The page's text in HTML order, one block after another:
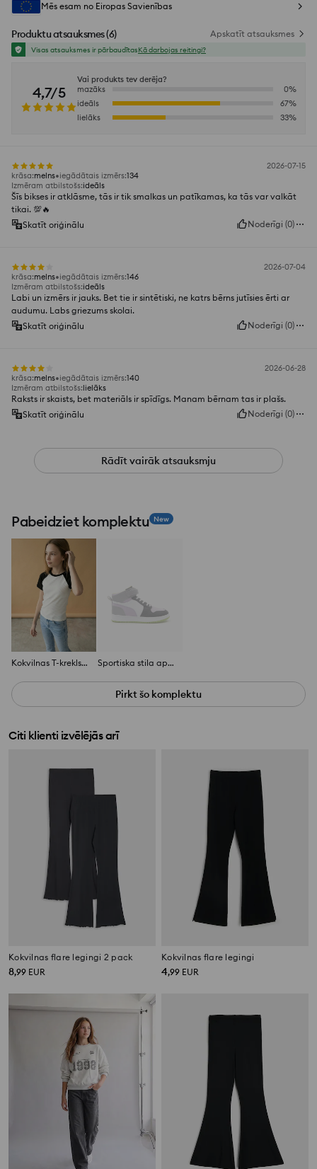
Mēs esam no Eiropas Savienības
Produktu atsauksmes(6) Apskatīt atsauksmes
Visas atsauksmes ir pārbaudītasKā darbojas reitingi?
4,7/5
Vai produkts tev derēja?
mazāks
0%
ideāls
67%
lielāks
33%
2026-07-15
krāsa:melns iegādātais izmērs:134
Izmēram atbilstošs:ideāls
Šīs bikses ir atklāsme, tās ir tik smalkas un patīkamas, ka tās var valkāt
tikai. 💯🔥
Skatīt oriģinālu
Noderīgi (0)
2026-07-04
krāsa:melns iegādātais izmērs:146
Izmēram atbilstošs:ideāls
Labi un izmērs ir jauks. Bet tie ir sintētiski, ne katrs bērns jutīsies ērti ar
audumu. Labs griezums skolai.
Skatīt oriģinālu
Noderīgi (0)
2026-06-28
krāsa:melns iegādātais izmērs:140
Izmēram atbilstošs:lielāks
Raksts ir skaists, bet materiāls ir spīdīgs. Manam bērnam tas ir plašs.
Skatīt oriģinālu
Noderīgi (0)
Rādīt vairāk atsauksmju
Pabeidziet komplektu New
Kokvilnas T-krekls ar īsām piedurknēm Sportiska stila apavi ar paaugstinātu potītes daļu
Pirkt šo komplektu
Citi klienti izvēlējās arī
Kokvilnas flare legingi 2 pack
8,99 EUR
Kokvilnas flare legingi
4,99 EUR